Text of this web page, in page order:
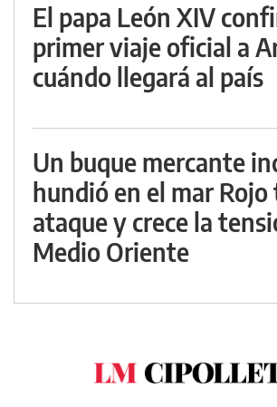
El papa León XIV
primer viaje oficial a
cuándo llegará al país
Un buque mercante
hundió en el mar Rojo
ataque y crece la
Medio Oriente